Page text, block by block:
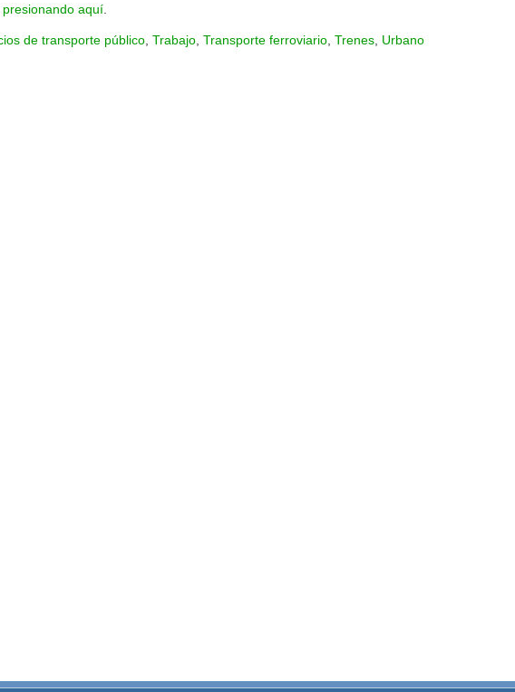
presionando aquí
de transporte público Trabajo Transporte ferroviario Trenes Urbano